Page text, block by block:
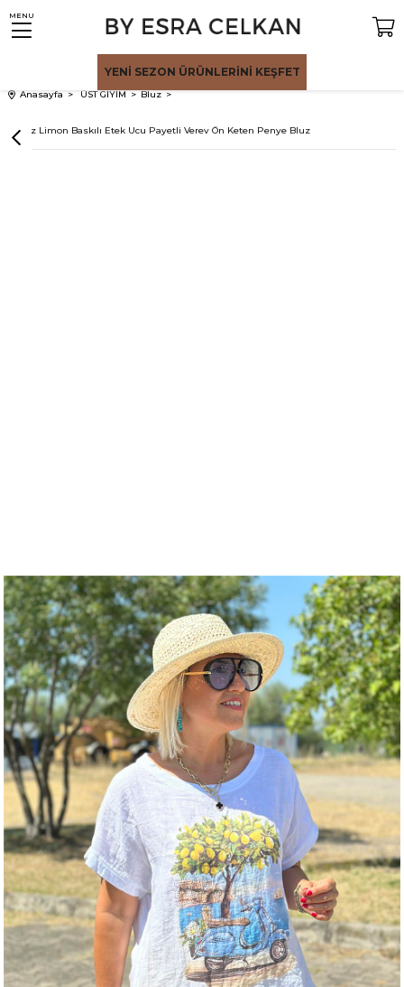
MENU
YENİ SEZON ÜRÜNLERİNİ KEŞFET
Anasayfa ÜST GİYİM Bluz
Beyaz Limon Baskılı Etek Ucu Payetli Verev Ön Keten Penye Bluz